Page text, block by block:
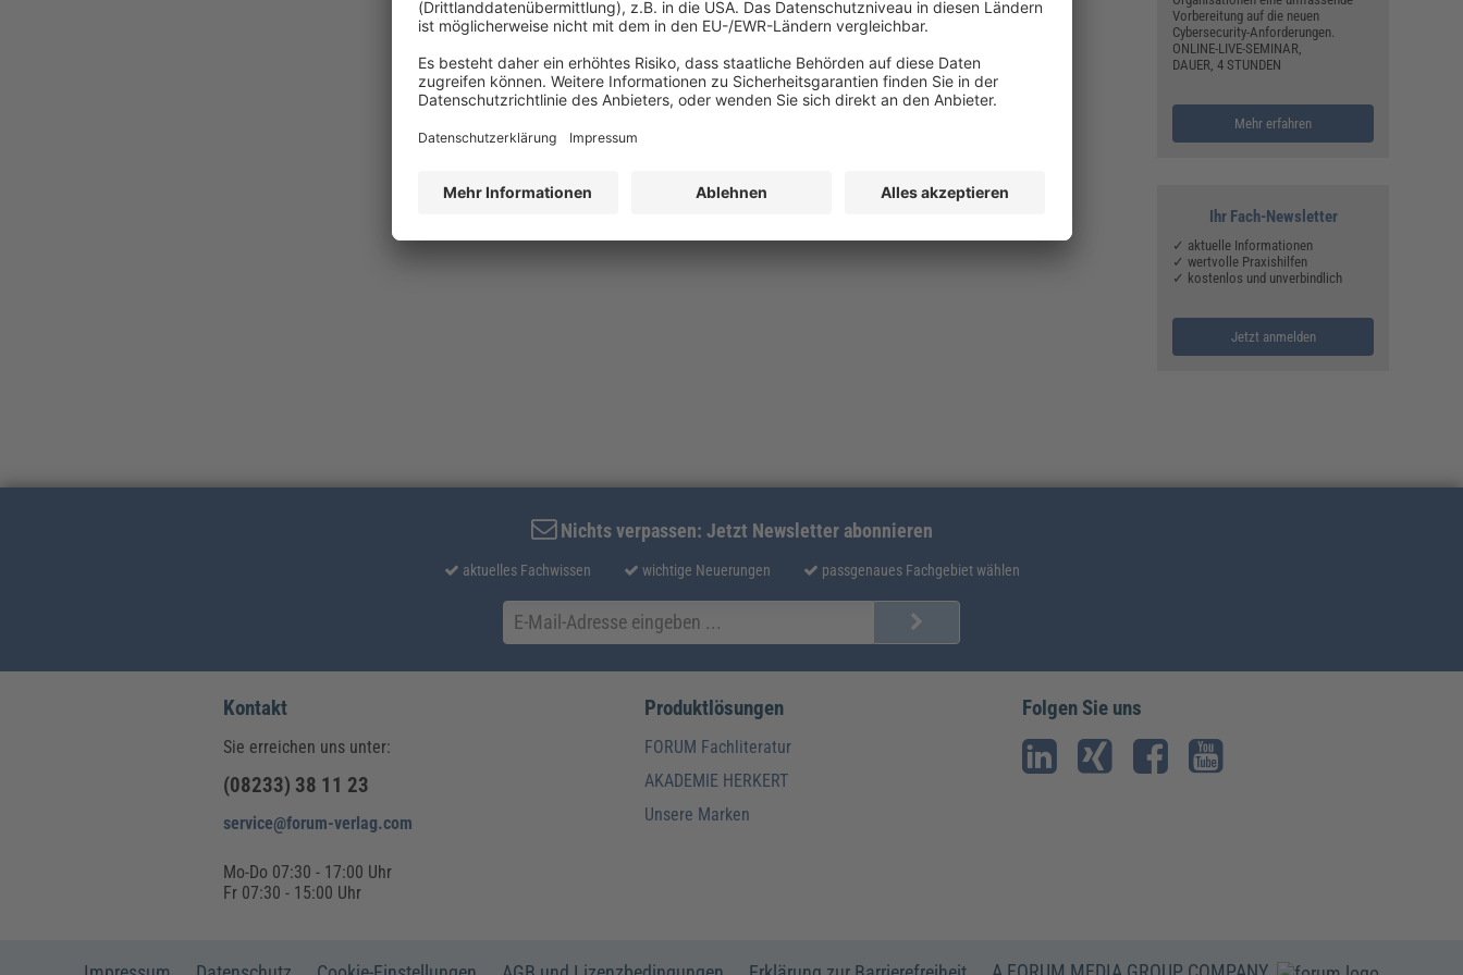
Vorbereitung auf die neuen
Cybersecurity-Anforderungen.
ONLINE-LIVE-SEMINAR,
DAUER, 4 STUNDEN
Mehr erfahren
Ihr Fach-Newsletter
✓ aktuelle Informationen
✓ wertvolle Praxishilfen
✓ kostenlos und unverbindlich
Jetzt anmelden
Nichts verpassen: Jetzt Newsletter abonnieren
aktuelles Fachwissen wichtige Neuerungen passgenaues Fachgebiet wählen
Kontakt
Sie erreichen uns unter:
(08233) 38 11 23
service@forum-verlag.com
Mo-Do 07:30 - 17:00 Uhr
Fr 07:30 - 15:00 Uhr
Produktlösungen
FORUM Fachliteratur
AKADEMIE HERKERT
Unsere Marken
Folgen Sie uns